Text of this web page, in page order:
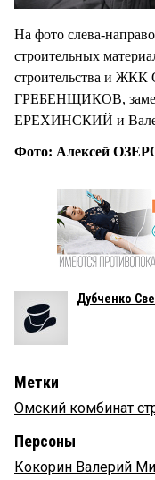
На фото слева-
строительных
строительства и ЖКК
ГРЕБЕНЩИКОВ,
ЕРЕХИНСКИЙ и
Фото: Алексей
Дубченко
Метки
Омский комбинат
Персоны
Кокорин Валерий